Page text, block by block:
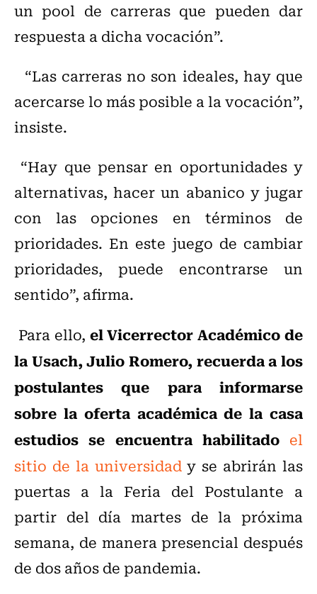
un pool de carreras que pueden dar
respuesta a dicha vocación”.
“Las carreras no son ideales, hay que
acercarse lo más posible a la vocación”,
insiste.
“Hay que pensar en oportunidades y
alternativas, hacer un abanico y jugar
con las opciones en términos de
prioridades. En este juego de cambiar
prioridades, puede encontrarse un
sentido”, afirma.
Para ello, el Vicerrector Académico de
la Usach, Julio Romero, recuerda a los
postulantes que para informarse
sobre la oferta académica de la casa
estudios se encuentra habilitadoel
sitio de la universidady se abrirán las
puertas a la Feria del Postulante a
partir del día martes de la próxima
semana, de manera presencial después
de dos años de pandemia.